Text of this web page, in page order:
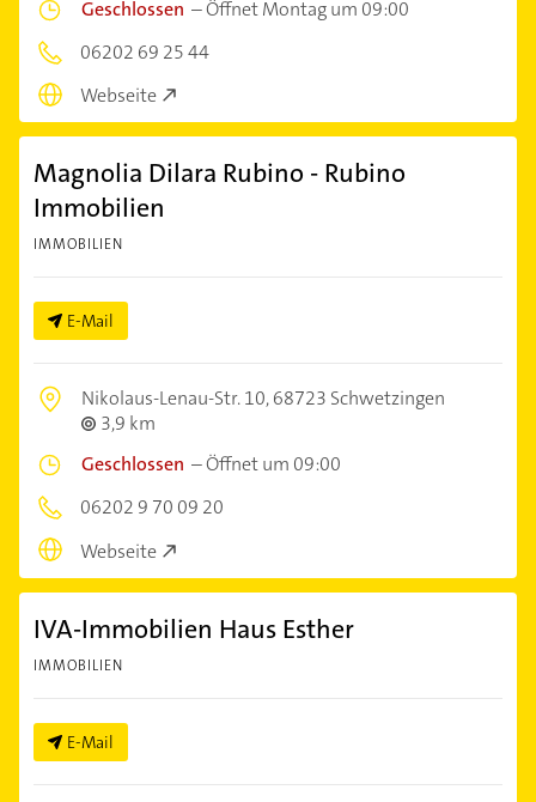
Geschlossen –Öffnet Montag um 09:00
06202 69 25 44
Webseite
Magnolia Dilara Rubino - Rubino
Immobilien
IMMOBILIEN
E-Mail
Nikolaus-Lenau-Str. 10,68723 Schwetzingen
3,9 km
Geschlossen –Öffnet um 09:00
06202 9 70 09 20
Webseite
IVA-Immobilien Haus Esther
IMMOBILIEN
E-Mail